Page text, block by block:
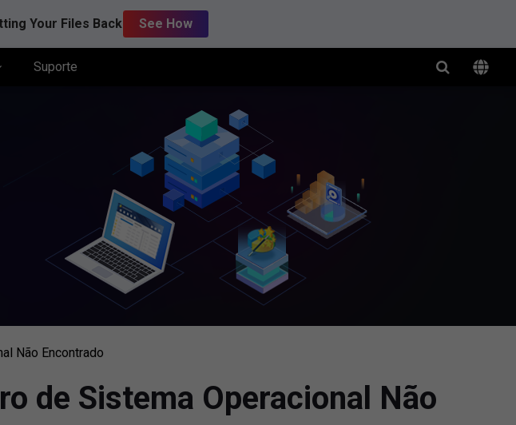
Your Files Back See How
Suporte
Não Encontrado
de Sistema Operacional Não